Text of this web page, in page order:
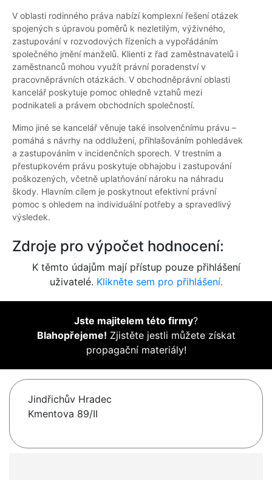
V oblasti rodinného práva nabízí komplexní řešení otázek
spojených s úpravou poměrů k nezletilým, výživného,
zastupování v rozvodových řízeních a vypořádáním
společného jmění manželů. Klienti z řad zaměstnavatelů i
zaměstnanců mohou využít právní poradenství v
pracovněprávních otázkách. V obchodněprávní oblasti
kancelář poskytuje pomoc ohledně vztahů mezi
podnikateli a právem obchodních společností.
Mimo jiné se kancelář věnuje také insolvenčnímu právu –
pomáhá s návrhy na oddlužení, přihlašováním pohledávek
a zastupováním v incidenčních sporech. V trestním a
přestupkovém právu poskytuje obhajobu i zastupování
poškozených, včetně uplatňování nároku na náhradu
škody. Hlavním cílem je poskytnout efektivní právní
pomoc s ohledem na individuální potřeby a spravedlivý
výsledek.
Zdroje pro výpočet hodnocení:
K těmto údajům mají přístup pouze přihlášení
uživatelé. Klikněte sem pro přihlášení.
Jste majitelem této firmy?
Blahopřejeme! Zjistěte jestli můžete získat
propagační materiály!
Jindřichův Hradec
Kmentova 89/II